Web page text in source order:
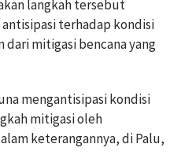
langkah tersebut
terhadap kondisi
dari mitigasi bencana yang
mengantisipasi kondisi
mitigasi oleh
keterangannya, di Palu,